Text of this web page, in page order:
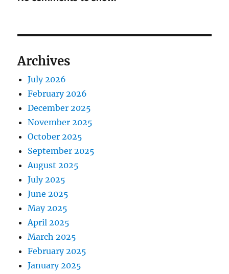
Archives
July 2026
February 2026
December 2025
November 2025
October 2025
September 2025
August 2025
July 2025
June 2025
May 2025
April 2025
March 2025
February 2025
January 2025